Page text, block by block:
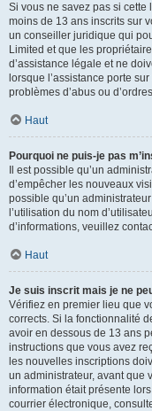
Si vous ne savez pas si cette
moins de 13 ans inscrits sur
un conseiller juridique qui
Limited et que les
d’assistance légale et ne
lorsque l’assistance porte
problèmes d’abus ou
Haut
Pourquoi ne puis-je pas
Il est possible qu’un
d’empêcher les nouveaux
possible qu’un
l’utilisation du nom
d’informations, veuillez
Haut
Je suis inscrit mais je ne
Vérifiez en premier lieu que
corrects. Si la fonctionnalité
avoir en dessous de 13 ans
instructions que vous avez
les nouvelles inscriptions
un administrateur, avant que
information était présente
courrier électronique,